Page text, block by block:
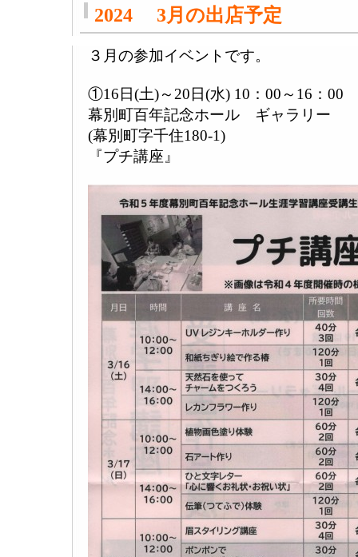
2024 3月の出店予定
３月の参加イベントです。
①16日(土)～20日(水) 10：00～16：00
幕別町百年記念ホール ギャラリー
(幕別町字千住180-1)
『プチ講座』